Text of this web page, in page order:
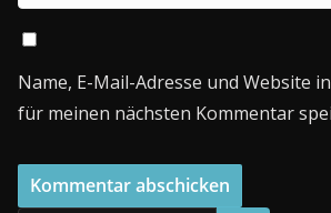
Name, E-Mail-Adresse und Website
für meinen nächsten Kommentar